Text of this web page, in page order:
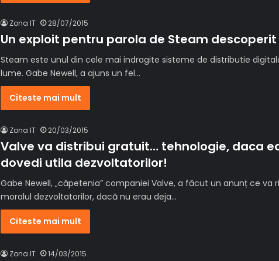
Zona IT 28/07/2015
Un exploit pentru parola de Steam
Steam este unul din cele mai indragite sisteme de distributie
lume. Gabe Newell, a ajuns un fel…
Citeste mai mult
Zona IT 20/03/2015
Valve va distribui gratuit… tehnologie, daca
dovedi utila dezvoltatorilor!
Gabe Newell, „căpetenia” companiei Valve, a făcut un anunț ce va
moralul dezvoltatorilor, dacă nu erau deja…
Citeste mai mult
Zona IT 14/03/2015